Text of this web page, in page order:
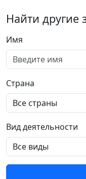
Найти другие
Имя
Страна
Вид деятельности